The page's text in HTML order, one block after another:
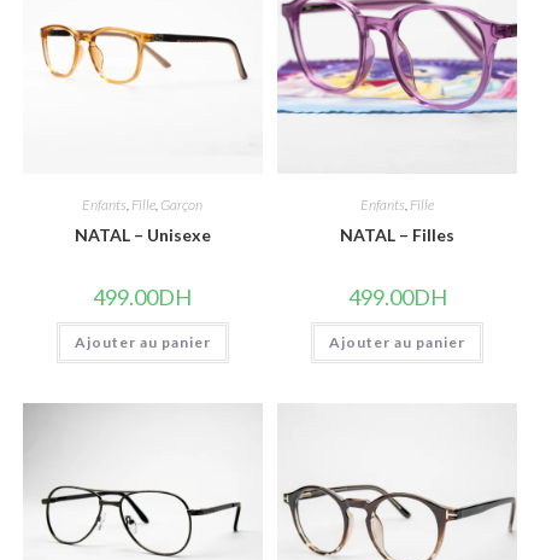
Enfants, Fille, Garçon
NATAL – Unisexe
499.00DH
Ajouter au panier
Enfants, Fille
NATAL – Filles
499.00DH
Ajouter au panier